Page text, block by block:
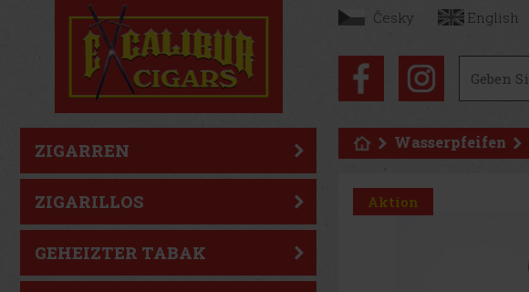
Česky English
ZIGARREN
ZIGARILLOS
GEHEIZTER TABAK
Wasserpfeifen
Aktion